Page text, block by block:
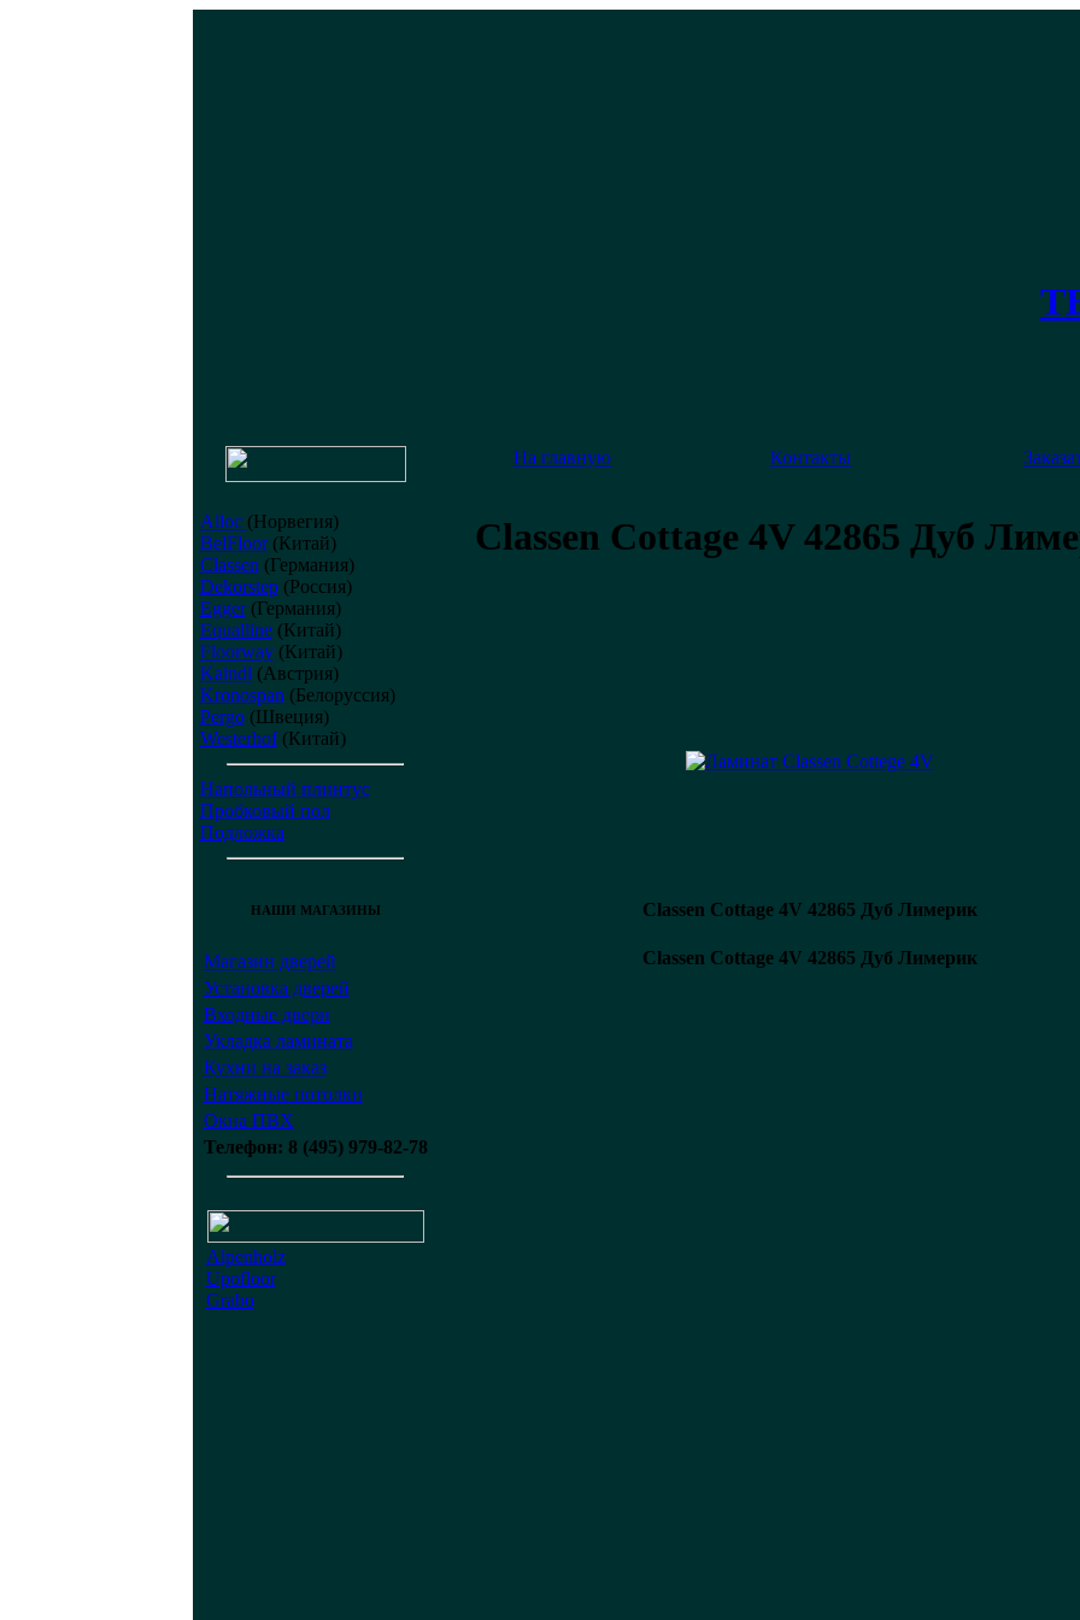
Alloc (Норвегия)
BelFloor(Китай)
Classen(Германия)
Dekorstep(Россия)
Egger(Германия)
Equalline(Китай)
Floorway(Китай)
Kaindl(Австрия)
Kronospan(Белоруссия)
Pergo(Швеция)
Westerhof(Китай)
Напольный плинтус
Пробковый пол
Подложка
НАШИ МАГАЗИНЫ
Магазин дверей
Установка дверей
Входные двери
Укладка ламината
Кухни на заказ
Натяжные потолки
Окна ПВХ
Телефон: 8 (495) 979-82-78
Alpenholz
Upofloor
Grabo
На главную Контакты
Classen Cottage 4V42865 Дуб
Classen Cottage 4V 42865 Дуб Лимерик
Classen Cottage 4V 42865 Дуб Лимерик